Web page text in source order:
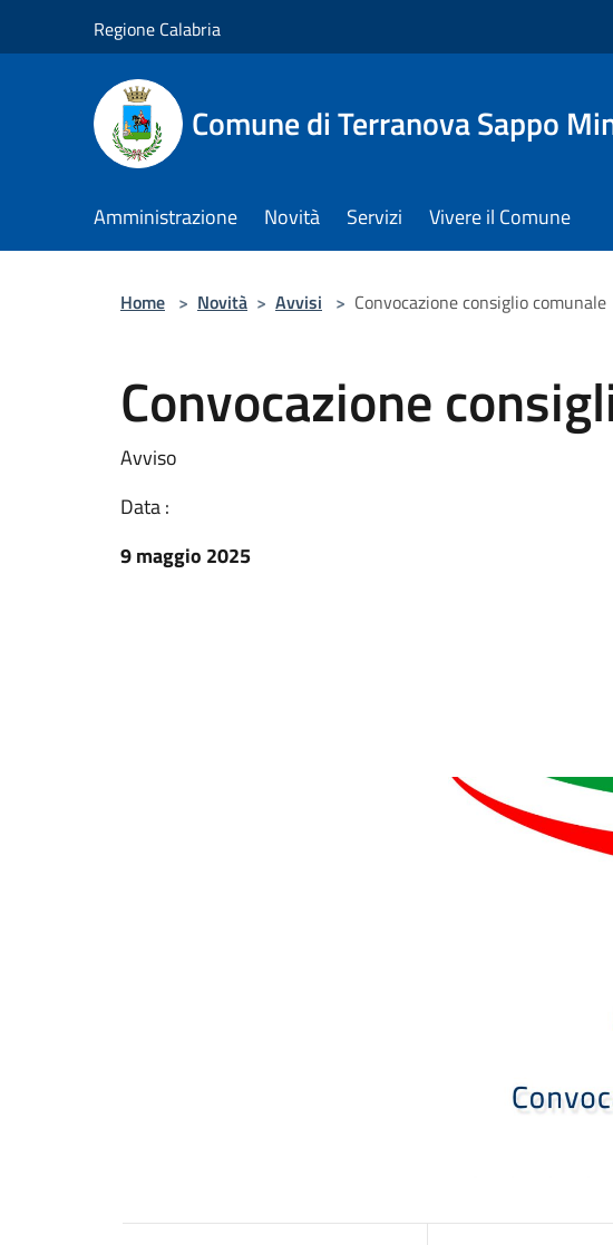
Regione Calabria
Comune di Terranova Sappo
Amministrazione Novità Servizi Vivere il Comune
Home > Novità > Avvisi > Convocazione consiglio comunale
Convocazione
Avviso
Data :
9 maggio 2025